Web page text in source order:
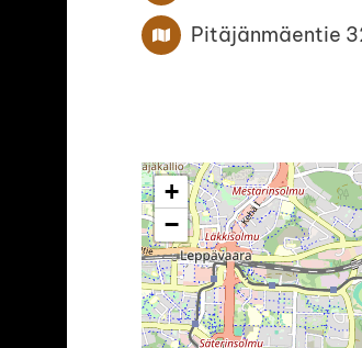
Pitäjänmäentie
+
−